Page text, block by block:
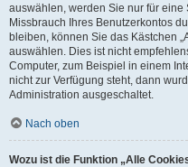
auswählen, werden Sie nur für
Missbrauch Ihres Benutzerkontos
bleiben, können Sie das Kästchen
auswählen. Dies ist nicht
Computer, zum Beispiel in einem
nicht zur Verfügung steht, dann
Administration ausgeschaltet.
Nach oben
Wozu ist die Funktion „Alle